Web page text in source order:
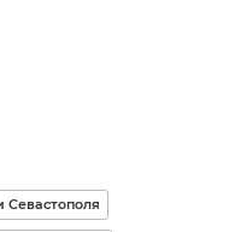
Севастополя